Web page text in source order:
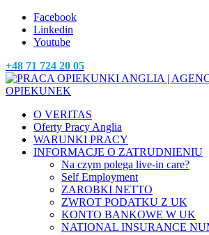
Facebook
Linkedin
Youtube
+48 71 724 20 05
O VERITAS
Oferty Pracy Anglia
WARUNKI PRACY
INFORMACJE O ZATRUDNIENIU
Na czym polega live-in care?
Self Employment
ZAROBKI NETTO
ZWROT PODATKU Z UK
KONTO BANKOWE W UK
NATIONAL INSURANCE